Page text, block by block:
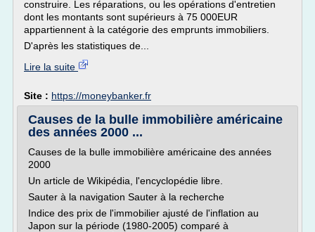
construire. Les réparations, ou les opérations d'entretien
dont les montants sont supérieurs à 75 000EUR
appartiennent à la catégorie des emprunts immobiliers.
D'après les statistiques de...
Lire la suite
Site : https://moneybanker.fr
Causes de la bulle immobilière américaine
des années 2000 ...
Causes de la bulle immobilière américaine des années
2000
Un article de Wikipédia, l'encyclopédie libre.
Sauter à la navigation Sauter à la recherche
Indice des prix de l'immobilier ajusté de l'inflation au
Japon sur la période (1980-2005) comparé à